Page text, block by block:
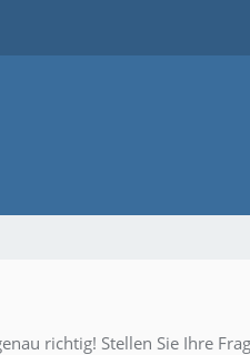
richtig! Stellen Sie Ihre